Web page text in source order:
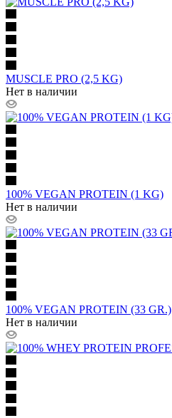
MUSCLE PRO (2,5 KG)
Нет в наличии
100% VEGAN PROTEIN (1 KG)
Нет в наличии
100% VEGAN PROTEIN (33 GR.)
Нет в наличии